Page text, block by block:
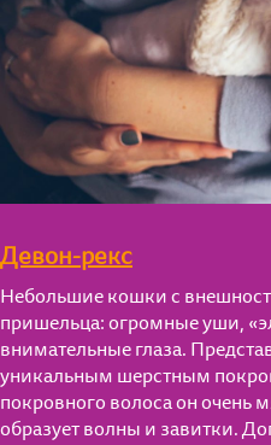
Девон-рекс
Небольшие кошки с
пришельца: огромные уши,
внимательные глаза.
уникальным шерстным
покровного волоса он очень
образует волны и завитки.